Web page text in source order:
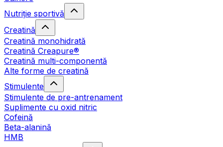
Nutriție sportivă
Creatină
Creatină monohidrată
Creatină Creapure®
Creatină multi-componentă
Alte forme de creatină
Stimulente
Stimulente de pre-antrenament
Suplimente cu oxid nitric
Cofeină
Beta-alanină
HMB